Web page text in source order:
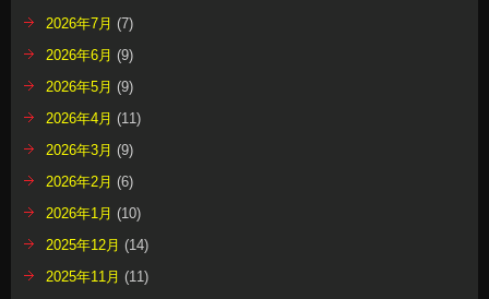
2026年7月 (7)
2026年6月 (9)
2026年5月 (9)
2026年4月 (11)
2026年3月 (9)
2026年2月 (6)
2026年1月 (10)
2025年12月 (14)
2025年11月 (11)